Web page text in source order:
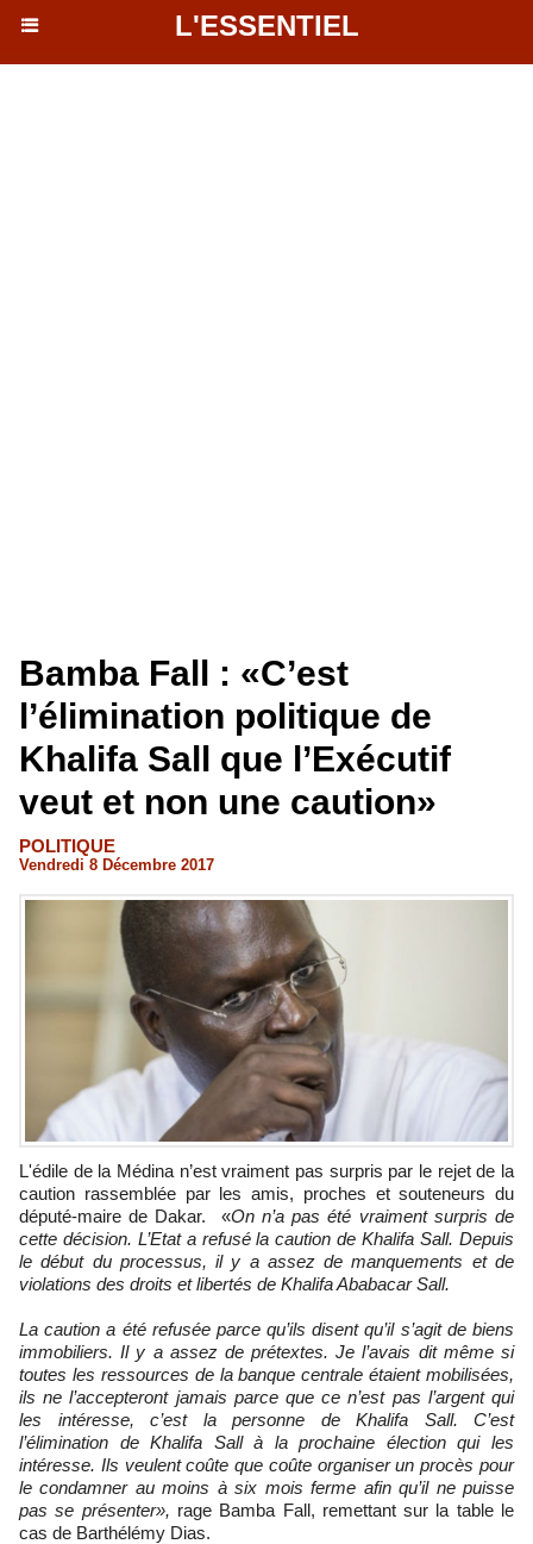
L'ESSENTIEL
Bamba Fall : «C’est
l’élimination politique de
Khalifa Sall que l’Exécutif
veut et non une caution»
POLITIQUE
Vendredi 8 Décembre 2017
L'édile de la Médina n’est vraiment pas surpris par le rejet de la
caution rassemblée par les amis, proches et souteneurs du
député-maire de Dakar. «On n’a pas été vraiment surpris de
cette décision. L’Etat a refusé la caution de Khalifa Sall. Depuis
le début du processus, il y a assez de manquements et de
violations des droits et libertés de Khalifa Ababacar Sall.
La caution a été refusée parce qu’ils disent qu’il s’agit de biens
immobiliers. Il y a assez de prétextes. Je l’avais dit même si
toutes les ressources de la banque centrale étaient mobilisées,
ils ne l’accepteront jamais parce que ce n’est pas l’argent qui
les intéresse, c’est la personne de Khalifa Sall. C’est
l’élimination de Khalifa Sall à la prochaine élection qui les
intéresse. Ils veulent coûte que coûte organiser un procès pour
le condamner au moins à six mois ferme afin qu’il ne puisse
pas se présenter», rage Bamba Fall, remettant sur la table le
cas de Barthélémy Dias.